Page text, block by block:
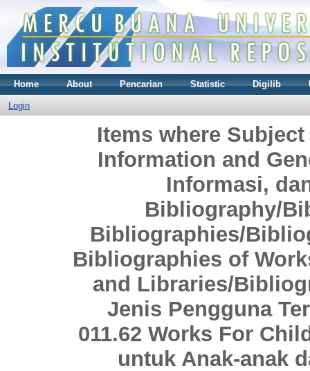
Home About Pencarian Statistic Digilib
Login
Items where
Information and
Informasi,
Bibliography/
Bibliographies/
Bibliographies of
and Libraries/
Jenis Pengguna
011.62 Works For
untuk Anak-anak